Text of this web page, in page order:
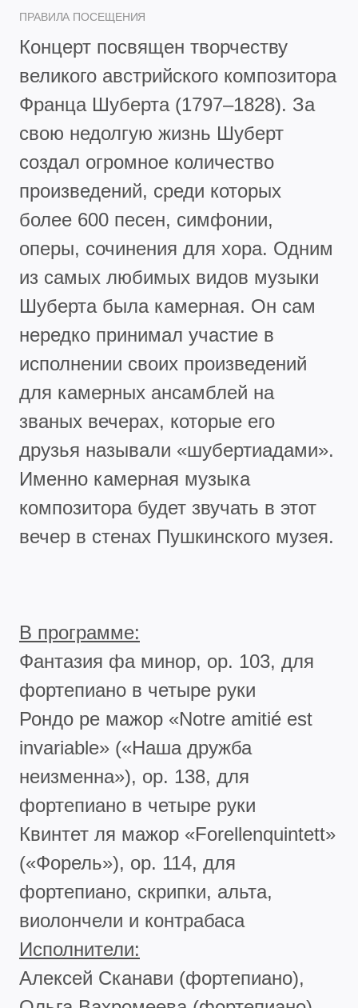
ПРАВИЛА ПОСЕЩЕНИЯ
Концерт посвящен творчеству
великого австрийского композитора
Франца Шуберта (1797–1828). За
свою недолгую жизнь Шуберт
создал огромное количество
произведений, среди которых
более 600 песен, симфонии,
оперы, сочинения для хора. Одним
из самых любимых видов музыки
Шуберта была камерная. Он сам
нередко принимал участие в
исполнении своих произведений
для камерных ансамблей на
званых вечерах, которые его
друзья называли «шубертиадами».
Именно камерная музыка
композитора будет звучать в этот
вечер в стенах Пушкинского музея.
В программе:
Фантазия фа минор, ор. 103, для
фортепиано в четыре руки
Рондо ре мажор «Notre amitié est
invariable» («Наша дружба
неизменна»), ор. 138, для
фортепиано в четыре руки
Квинтет ля мажор «Forellenquintett»
(«Форель»), ор. 114, для
фортепиано, скрипки, альта,
виолончели и контрабаса
Исполнители:
Алексей Сканави (фортепиано),